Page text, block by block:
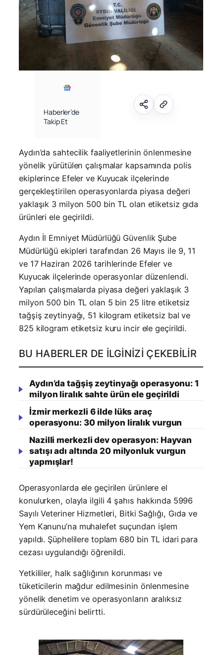
Haberler’de
Takip Et
Aydın’da sahtecilik faaliyetlerinin önlenmesine
yönelik yürütülen çalışmalar kapsamında polis
ekiplerince Efeler ve Kuyucak ilçelerinde
gerçekleştirilen operasyonlarda piyasa değeri
yaklaşık 3 milyon 500 bin TL olan etiketsiz gıda
ürünleri ele geçirildi.
Aydın İl Emniyet Müdürlüğü Güvenlik Şube
Müdürlüğü ekipleri tarafından 26 Mayıs ile 9, 11
ve 17 Haziran 2026 tarihlerinde Efeler ve
Kuyucak ilçelerinde operasyonlar düzenlendi.
Yapılan çalışmalarda piyasa değeri yaklaşık 3
milyon 500 bin TL olan 5 bin 25 litre etiketsiz
tağşiş zeytinyağı, 51 kilogram etiketsiz bal ve
825 kilogram etiketsiz kuru incir ele geçirildi.
BU HABERLER DE İLGINIZI ÇEKEBILIR
Aydın’da tağşiş zeytinyağı operasyonu: 1
milyon liralık sahte ürün ele geçirildi
İzmir merkezli 6 ilde lüks araç
operasyonu: 30 milyon liralık vurgun
Nazilli merkezli dev operasyon: Hayvan
satışı adı altında 20 milyonluk vurgun
yapmışlar!
Operasyonlarda ele geçirilen ürünlere el
konulurken, olayla ilgili 4 şahıs hakkında 5996
Sayılı Veteriner Hizmetleri, Bitki Sağlığı, Gıda ve
Yem Kanunu’na muhalefet suçundan işlem
yapıldı. Şüphelilere toplam 680 bin TL idari para
cezası uygulandığı öğrenildi.
Yetkililer, halk sağlığının korunması ve
tüketicilerin mağdur edilmesinin önlenmesine
yönelik denetim ve operasyonların aralıksız
sürdürüleceğini belirtti.